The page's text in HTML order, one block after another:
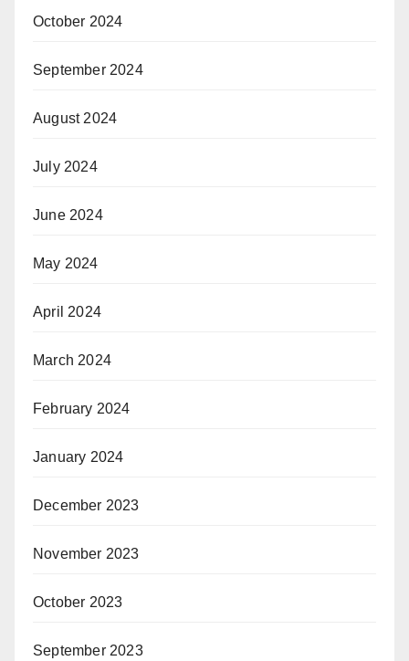
October 2024
September 2024
August 2024
July 2024
June 2024
May 2024
April 2024
March 2024
February 2024
January 2024
December 2023
November 2023
October 2023
September 2023